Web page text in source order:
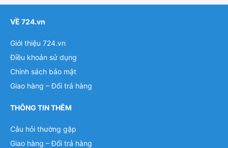
VỀ 724.vn
Giới thiệu 724.vn
Điều khoản sử dụng
Chính sách bảo mật
Giao hàng – Đổi trả hàng
THÔNG TIN THÊM
Câu hỏi thường gặp
Giao hàng – Đổi trả hàng